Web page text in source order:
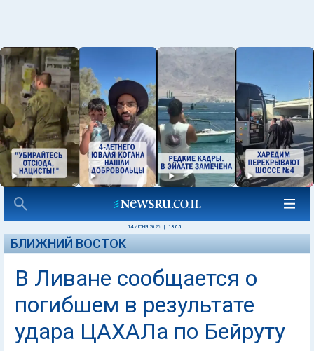
14 ИЮНЯ 2026 13:05
БЛИЖНИЙ ВОСТОК
В Ливане сообщается о
погибшем в результате
удара ЦАХАЛа по Бейруту